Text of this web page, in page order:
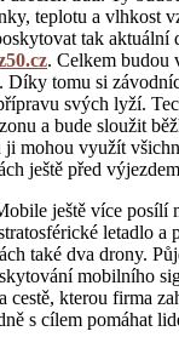
teplotu a vlhkost
tak aktuální
. Celkem budou
Díky tomu si
svých lyží.
a bude sloužit
mohou využít
ještě před
ještě více
letadlo a
také dva drony.
mobilního
cestě, kterou firma
s cílem pomáhat